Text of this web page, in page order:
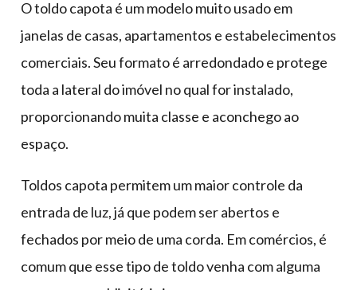
O toldo capota é um modelo muito usado em
janelas de casas, apartamentos e estabelecimentos
comerciais. Seu formato é arredondado e protege
toda a lateral do imóvel no qual for instalado,
proporcionando muita classe e aconchego ao
espaço.
Toldos capota permitem um maior controle da
entrada de luz, já que podem ser abertos e
fechados por meio de uma corda. Em comércios, é
comum que esse tipo de toldo venha com alguma